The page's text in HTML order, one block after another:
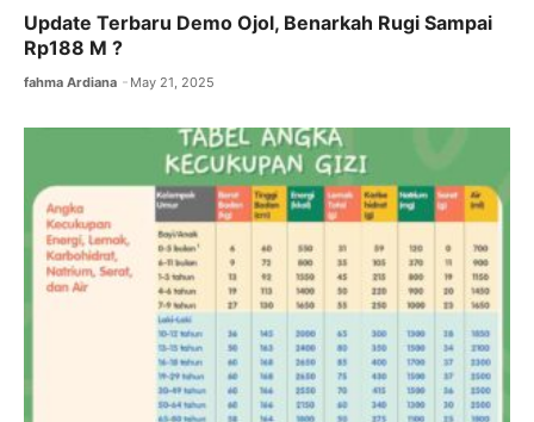
Update Terbaru Demo Ojol, Benarkah Rugi Sampai
Rp188 M ?
fahma Ardiana May 21, 2025